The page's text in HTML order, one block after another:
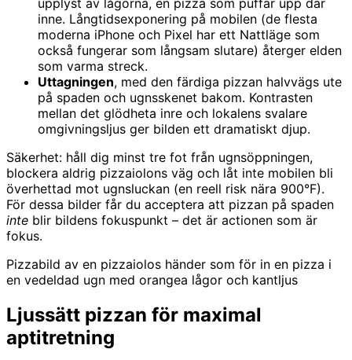
upplyst av lågorna, en pizza som puffar upp där
inne. Långtidsexponering på mobilen (de flesta
moderna iPhone och Pixel har ett Nattläge som
också fungerar som långsam slutare) återger elden
som varma streck.
Uttagningen, med den färdiga pizzan halvvägs ute
på spaden och ugnsskenet bakom. Kontrasten
mellan det glödheta inre och lokalens svalare
omgivningsljus ger bilden ett dramatiskt djup.
Säkerhet: håll dig minst tre fot från ugnsöppningen,
blockera aldrig pizzaiolons väg och låt inte mobilen bli
överhettad mot ugnsluckan (en reell risk nära 900°F).
För dessa bilder får du acceptera att pizzan på spaden
inte blir bildens fokuspunkt – det är actionen som är
fokus.
Pizzabild av en pizzaiolos händer som för in en pizza i
en vedeldad ugn med orangea lågor och kantljus
Ljussätt pizzan för maximal
aptitretning